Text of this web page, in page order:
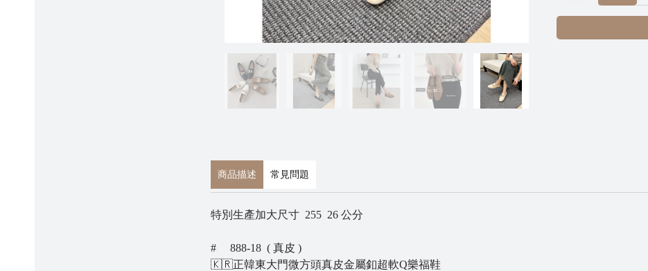
商品描述 常見問題
特別生產加大尺寸 255 26 公分
# 888-18 ( 真皮 )
🇰🇷正韓東大門微方頭真皮金屬釦超軟Q樂福鞋